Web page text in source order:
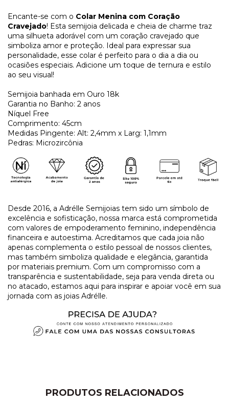
Encante-se com o Colar Menina com Coração
Cravejado! Esta semijoia delicada e cheia de charme traz
uma silhueta adorável com um coração cravejado que
simboliza amor e proteção. Ideal para expressar sua
personalidade, esse colar é perfeito para o dia a dia ou
ocasiões especiais. Adicione um toque de ternura e estilo
ao seu visual!
Semijoia banhada em Ouro 18k
Garantia no Banho: 2 anos
Níquel Free
Comprimento: 45cm
Medidas Pingente: Alt: 2,4mm x Larg: 1,1mm
Pedras: Microzircônia
Desde 2016, a Adrélle Semijoias tem sido um símbolo de
excelência e sofisticação, nossa marca está comprometida
com valores de empoderamento feminino, independência
financeira e autoestima. Acreditamos que cada joia não
apenas complementa o estilo pessoal de nossos clientes,
mas também simboliza qualidade e elegância, garantida
por materiais premium. Com um compromisso com a
transparência e sustentabilidade, seja para venda direta ou
no atacado, estamos aqui para inspirar e apoiar você em sua
jornada com as joias Adrélle.
PRODUTOS RELACIONADOS